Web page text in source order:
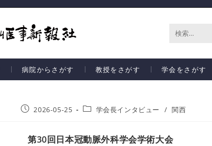
サ
ト
検
病院からさがす 教授をさがす 学会をさがす
2026-05-25 学会長インタビュー / 関西
第30回日本冠動脈外科学会学術大会